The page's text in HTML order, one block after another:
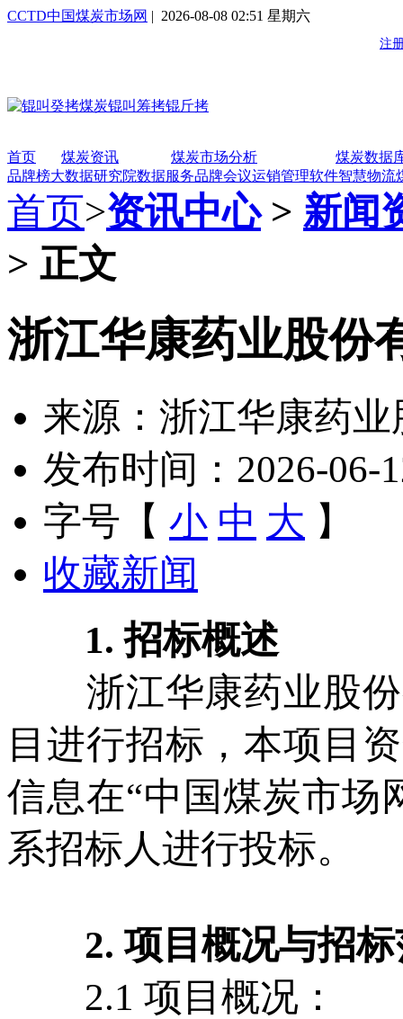
CCTD中国煤炭市场网 | 2026-08-08 02:51 星期六
首页 煤炭资讯 煤炭市场分析
煤炭数据
品牌榜大数据研究院数据服务品牌会议运销管理软件智慧物流
首页>资讯中心> 新闻
> 正文
浙江华康药业股份
来源：浙江华康药
发布时间：2026-06-
字号【 小 中 大 】
收藏新闻
1. 招标概述
浙江华康药业股份
目进行招标，本项目
信息在“中国煤炭市场
系招标人进行投标。
2. 项目概况与招标
2.1 项目概况：